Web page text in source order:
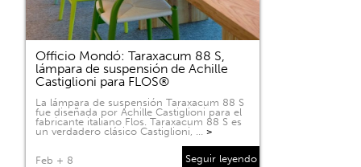
Officio Mondó: Taraxacum 88 S,
lámpara de suspensión de Achille
Castiglioni para FLOS®
La lámpara de suspensión Taraxacum 88 S
fue diseñada por Achille Castiglioni para el
fabricante italiano Flos. Taraxacum 88 S es
un verdadero clásico Castiglioni, … >
Feb + 8 Seguir leyendo